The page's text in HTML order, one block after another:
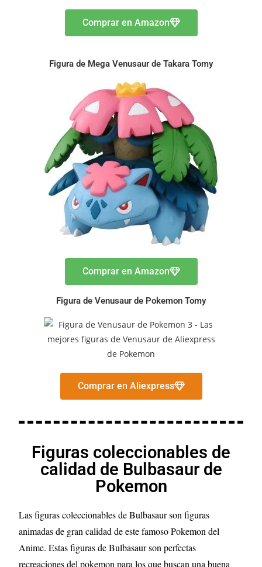
Comprar en Amazon
Figura de Mega Venusaur de Takara Tomy
Comprar en Amazon
Figura de Venusaur de Pokemon Tomy
Comprar en Aliexpress
Figuras coleccionables de
calidad de Bulbasaur de
Pokemon
Las figuras coleccionables de Bulbasaur son figuras
animadas de gran calidad de este famoso Pokemon del
Anime. Estas figuras de Bulbasaurson perfectas
recreaciones del pokemon para los que buscan una buena